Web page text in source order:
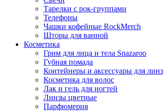
Тарелки с рок-группами
Телефоны
Чашки кофейные RockMerch
Шторы для ванной
Косметика
Грим для лица и тела Snazaroo
Губная помада
Контейнеры и аксессуары для линз
Косметика для волос
Лак и гель для ногтей
Линзы цветные
Парфюмерия